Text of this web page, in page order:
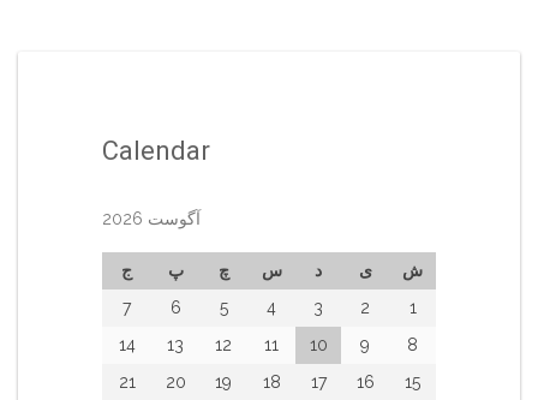
Calendar
آگوست 2026
ش ی د س چ پ
ج
1
2
3
4
5
6
7
8
9
10
11
12
13
14
15
16
17
18
19
20
21